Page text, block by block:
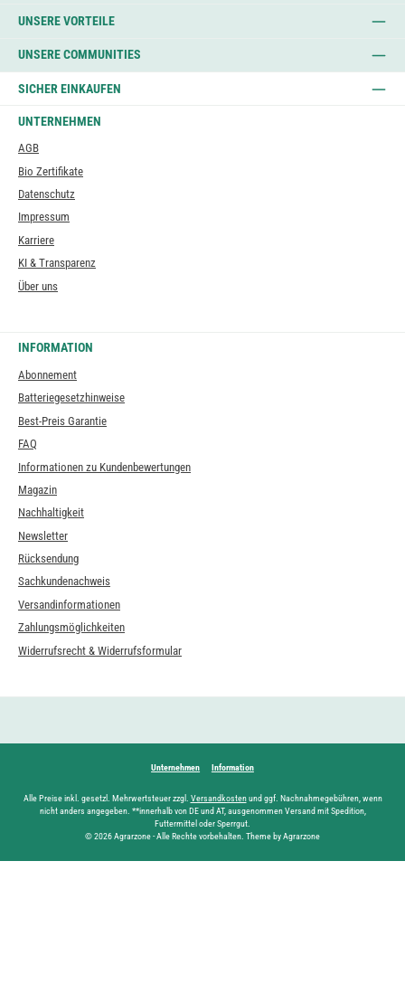
UNSERE VORTEILE
UNSERE COMMUNITIES
SICHER EINKAUFEN
UNTERNEHMEN
AGB
Bio Zertifikate
Datenschutz
Impressum
Karriere
KI & Transparenz
Über uns
INFORMATION
Abonnement
Batteriegesetzhinweise
Best-Preis Garantie
FAQ
Informationen zu Kundenbewertungen
Magazin
Nachhaltigkeit
Newsletter
Rücksendung
Sachkundenachweis
Versandinformationen
Zahlungsmöglichkeiten
Widerrufsrecht & Widerrufsformular
Unternehmen Information
Alle Preise inkl. gesetzl. Mehrwertsteuer zzgl. Versandkostenund ggf. Nachnahmegebühren, wenn
nicht anders angegeben. **innerhalb von DE und AT, ausgenommen Versand mit Spedition,
Futtermittel oder Sperrgut.
© 2026 Agrarzone - Alle Rechte vorbehalten. Theme by Agrarzone